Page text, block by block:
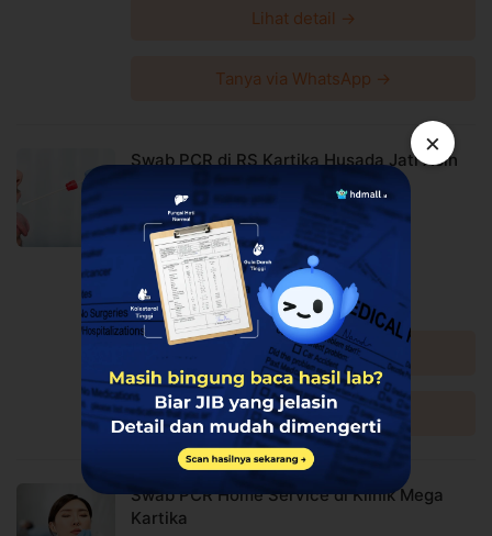
Hasil pemeriksaan lebih akurat mendeteksi COVID-19
Bagaimana swab PCR Covid-19 dilakukan?
Sampel lendir diambil dari hidung dan tenggorokan
menggunakan alat mirip cottonbud
Informasi Lokasi Klinik
Klinik Dian - Rappocini
Jalan Minasa Upa M14 Ruko M, Gn. Sari, Kec. Rappocini,
Kota Makassar, Sulawesi Selatan 90221
Link Google Map:https://g.page/klinikdian?share
Jam praktek Senin-Minggu: 08.30-21.00
Syarat dan Kebijakan Paket
E-voucher booking klinik berlaku selama 60 hari setelah
Lihat detail →
Tanya via WhatsApp →
Swab PCR di RS Kartika Husada Jati Asih
Jati Asih
Harga Spesial
Rp256.500
Rp270.000 Diskon 5%
Lihat detail →
Tanya via WhatsApp →
Swab PCR Home Service di Klinik Mega
Kartika
×